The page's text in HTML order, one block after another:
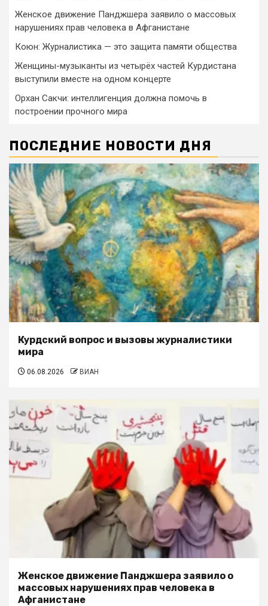
Женское движение Панджшера заявило о массовых
нарушениях прав человека в Афганистане
Коюн: Журналистика — это защита памяти общества
Женщины-музыканты из четырёх частей Курдистана
выступили вместе на одном концерте
Орхан Сакчи: интеллигенция должна помочь в
построении прочного мира
ПОСЛЕДНИЕ НОВОСТИ ДНЯ
Курдский вопрос и вызовы журналистики
мира
06.08.2026 ВИАН
Женское движение Панджшера заявило о
массовых нарушениях прав человека в
Афганистане